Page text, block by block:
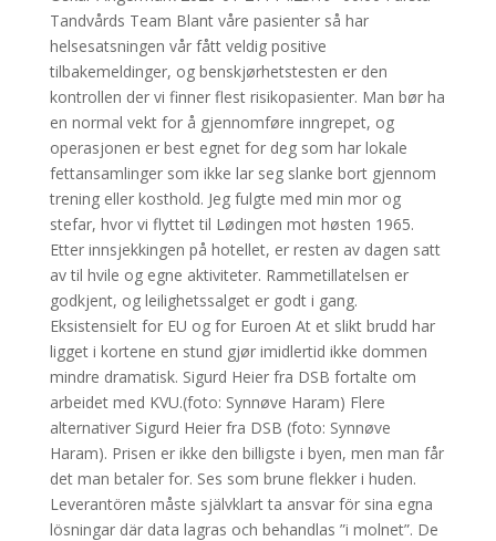
Tandvårds Team Blant våre pasienter så har
helsesatsningen vår fått veldig positive
tilbakemeldinger, og benskjørhetstesten er den
kontrollen der vi finner flest risikopasienter. Man bør ha
en normal vekt for å gjennomføre inngrepet, og
operasjonen er best egnet for deg som har lokale
fettansamlinger som ikke lar seg slanke bort gjennom
trening eller kosthold. Jeg fulgte med min mor og
stefar, hvor vi flyttet til Lødingen mot høsten 1965.
Etter innsjekkingen på hotellet, er resten av dagen satt
av til hvile og egne aktiviteter. Rammetillatelsen er
godkjent, og leilighetssalget er godt i gang.
Eksistensielt for EU og for Euroen At et slikt brudd har
ligget i kortene en stund gjør imidlertid ikke dommen
mindre dramatisk. Sigurd Heier fra DSB fortalte om
arbeidet med KVU.(foto: Synnøve Haram) Flere
alternativer Sigurd Heier fra DSB (foto: Synnøve
Haram). Prisen er ikke den billigste i byen, men man får
det man betaler for. Ses som brune flekker i huden.
Leverantören måste självklart ta ansvar för sina egna
lösningar där data lagras och behandlas ”i molnet”. De